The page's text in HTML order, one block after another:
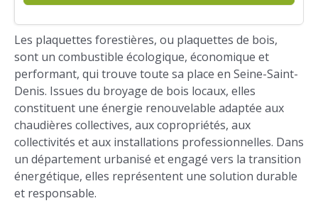
Les plaquettes forestières, ou plaquettes de bois,
sont un combustible écologique, économique et
performant, qui trouve toute sa place en Seine-Saint-
Denis. Issues du broyage de bois locaux, elles
constituent une énergie renouvelable adaptée aux
chaudières collectives, aux copropriétés, aux
collectivités et aux installations professionnelles. Dans
un département urbanisé et engagé vers la transition
énergétique, elles représentent une solution durable
et responsable.